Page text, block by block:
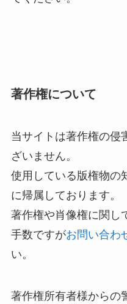
著作権について
当サイトは著作権の侵
ざいません。
使用している版権物の
に帰属しております。
著作権や肖像権に関し
手数ですがお問い合わ
い。
著作権所有者様からの